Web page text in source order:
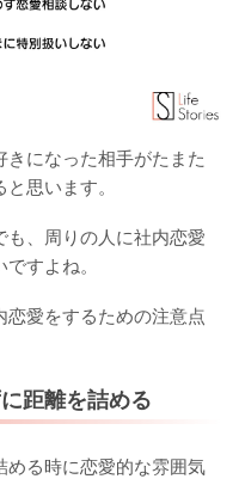
になった相手がたまた
思います。
、周りの人に社内恋愛
すよね。
恋愛をするための注意点
距離を詰める
める時に恋愛的な雰囲気